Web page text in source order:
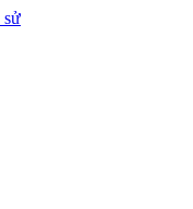
sử